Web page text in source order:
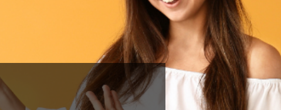
Dane identyfikacyjne:
(Adres, z którego ma korzystać konsument)
Fincard spółka z ograniczoną
odpowiedzialnością
ul. Grzybowska 87, 00-844 Warszawa